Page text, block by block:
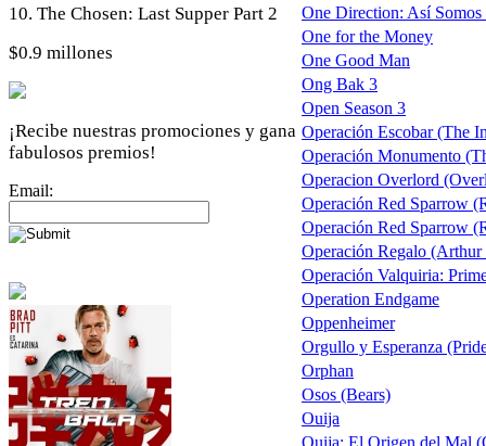
10. The Chosen: Last Supper Part 2
$0.9 millones
¡Recibe nuestras promociones y gana
fabulosos premios!
Email:
One Direction: Así
One for the Money
One Good Man
Ong Bak 3
Open Season 3
Operación Escobar (The
Operación Monumento
Operacion Overlord
Operación Red Sparrow
Operación Red Sparrow
Operación Regalo (Arthur
Operación Valquiria:
Operation Endgame
Oppenheimer
Orgullo y Esperanza
Orphan
Osos (Bears)
Ouija